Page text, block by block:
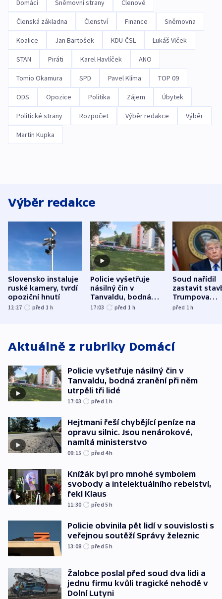
Domácí Sněmovní strany Členové
Členská základna Členství Finance Sněmovna
Koalice Jan Bartošek KDU-ČSL Lukáš Vlček
STAN Piráti Karel Havlíček ANO
Tomio Okamura SPD Pavel Klíma TOP 09
ODS Opozice Politika Zájem Úbytek
Politické strany Rozpočet Výběr redakce Výběr
Martin Kupka
Výběr redakce
Slovensko instaluje
ruské kamery, tvrdí
opoziční hnutí
12:27 před 1 h
Policie vyšetřuje
násilný čin v
Tanvaldu, bodná
zranění při něm
17:03 před 1 h
Soud nařídil
zastavit
Trumpova
tanečního
před 1h
Aktuálně z rubriky Domácí
Policie vyšetřuje násilný čin v
Tanvaldu, bodná zranění při něm
utrpěli tři lidé
17:03 před 1h
Hejtmani řeší chybějící peníze na
opravu silnic. Jsou nenárokové,
namítá ministerstvo
09:15 před 4h
Knížák byl pro mnohé symbolem
svobody a intelektuálního rebelství,
řekl Klaus
11:30 před 5h
Policie obvinila pět lidí v souvislosti s
veřejnou soutěží Správy železnic
13:08 před 5h
Žalobce poslal před soud dva lidi a
jednu firmu kvůli tragické nehodě v
Dolní Lutyni